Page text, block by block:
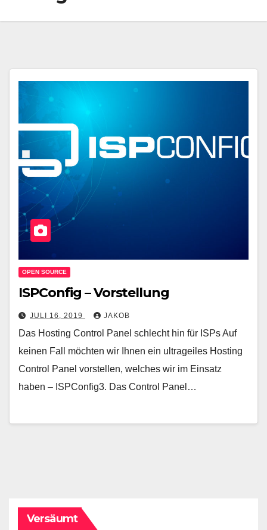
OPEN SOURCE
ISPConfig – Vorstellung
JULI 16, 2019 JAKOB
Das Hosting Control Panel schlecht hin für ISPs Auf
keinen Fall möchten wir Ihnen ein ultrageiles Hosting
Control Panel vorstellen, welches wir im Einsatz
haben – ISPConfig3. Das Control Panel…
Versäumt